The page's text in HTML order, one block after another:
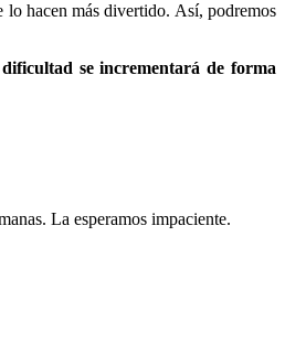
lo hacen más divertido. Así, podremos
se incrementará de forma
La esperamos impaciente.